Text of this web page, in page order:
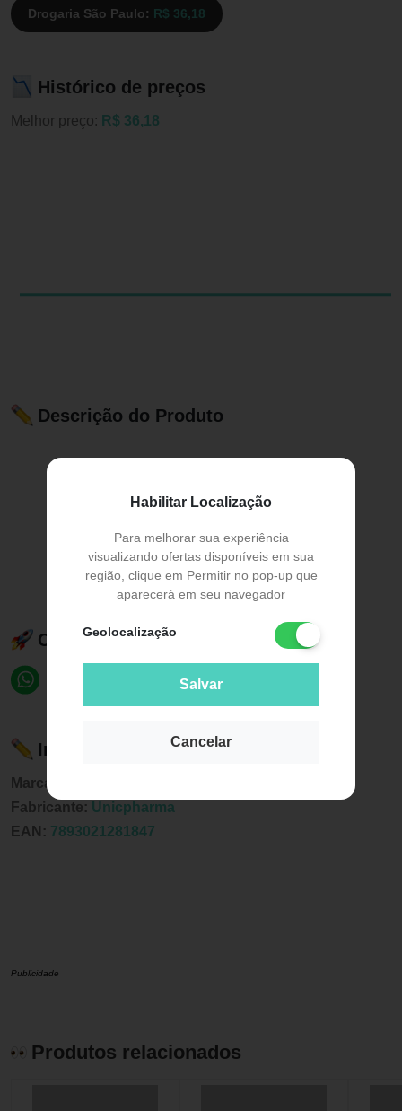
Habilitar Localização
Para melhorar sua experiência
visualizando ofertas disponíveis em sua
região, clique em Permitir no pop-up que
aparecerá em seu navegador
Geolocalização
Salvar
Cancelar
Drogaria São Paulo: R$ 36,18
Histórico de preços
Melhor preço: R$ 36,18
Descrição do Produto
Compartilhe esse produto:
Informações sobre o produto
Marca:
Fabricante: Unicpharma
EAN: 7893021281847
Publicidade
Produtos relacionados